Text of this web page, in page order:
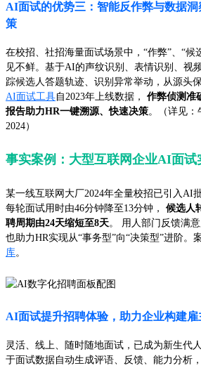
AI面试的优势三：智能反作弊与数据
策
在校招、社招海量面试场景中，“作弊”、“候
见不鲜。基于AI的声纹识别、表情识别、视
踪候选人答题轨迹、识别异常举动，从源头
AI面试工具自2023年上线数据， 作弊侦测准
报告助力HR一键溯源、快速决策。（详见：
2024）
事实案例：大型互联网企业AI面试
某一线互联网大厂2024年全量校招已引入AI
每轮面试用时由46分钟降至13分钟， 候选人
聘周期由24天缩短至8天。 用人部门反馈满
也助力HR实现从“事务型”向“决策型”进阶。
库。
AI面试提升招聘体验，助力企业构建雇
灵活、线上、随时随地面试，已成为新生代
于面试数据自动生成评语、反馈、能力分析